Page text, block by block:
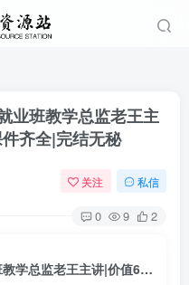
业班教学总监老王主
齐全|完结无秘
关注 私信
0 9 2
马哥Linux高端运维云计算就业班教学总监老王主讲|价值6820元|重磅首发|课件齐全|完结无秘